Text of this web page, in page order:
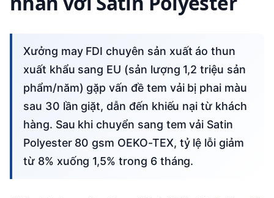
Xưởng may FDI chuyên sản xuất áo thun
xuất khẩu sang EU (sản lượng 1,2 triệu sản
phẩm/năm) gặp vấn đề tem vải bị phai màu
sau 30 lần giặt, dẫn đến khiếu nại từ khách
hàng. Sau khi chuyển sang tem vải Satin
Polyester 80 gsm OEKO-TEX, tỷ lệ lỗi giảm
từ 8% xuống 1,5% trong 6 tháng.